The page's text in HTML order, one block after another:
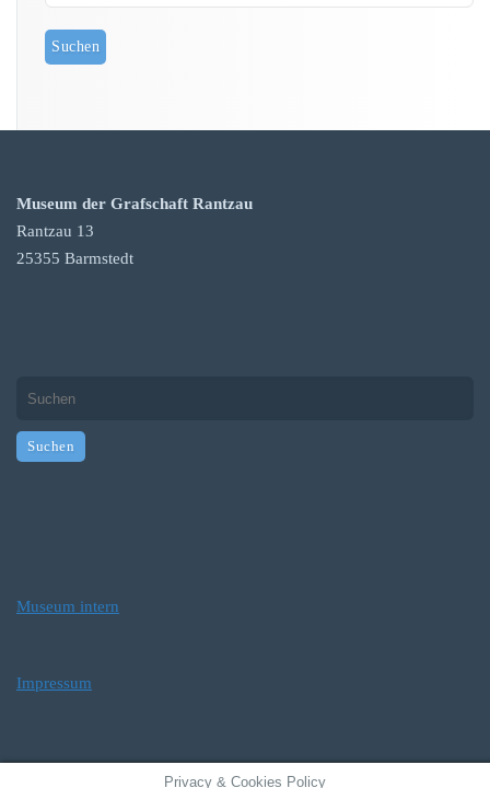
Museum der Grafschaft Rantzau
Rantzau 13
25355 Barmstedt
Museum intern
Impressum
Privacy & Cookies Policy